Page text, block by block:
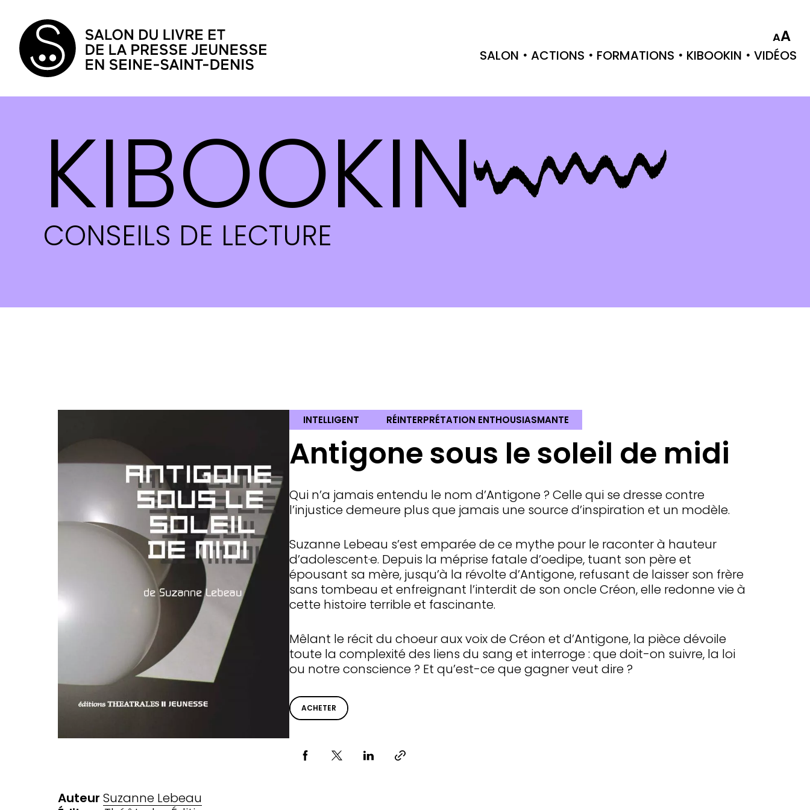
AA
SALON ACTIONS FORMATIONS KIBOOKIN VIDÉOS
KIBOOKIN
CONSEILS DE LECTURE
INTELLIGENT RÉINTERPRÉTATION ENTHOUSIASMANTE
Antigone sous le soleil de midi
Qui n’a jamais entendu le nom d’Antigone ? Celle qui se dresse contre
l’injustice demeure plus que jamais une source d’inspiration et un modèle.
Suzanne Lebeau s’est emparée de ce mythe pour le raconter à hauteur
d’adolescent·e. Depuis la méprise fatale d’oedipe, tuant son père et
épousant sa mère, jusqu’à la révolte d’Antigone, refusant de laisser son frère
sans tombeau et enfreignant l’interdit de son oncle Créon, elle redonne vie à
cette histoire terrible et fascinante.
Mêlant le récit du choeur aux voix de Créon et d’Antigone, la pièce dévoile
toute la complexité des liens du sang et interroge : que doit-on suivre, la loi
ou notre conscience ? Et qu’est-ce que gagner veut dire ?
ACHETER
Partager via
Auteur Suzanne Lebeau